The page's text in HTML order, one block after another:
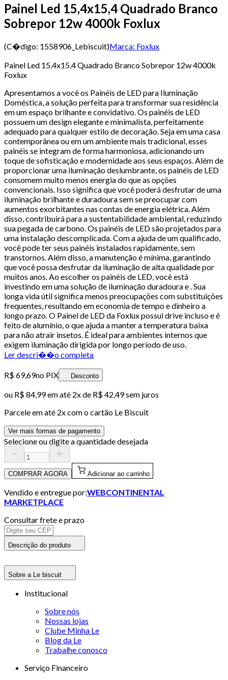
Painel Led 15,4x15,4 Quadrado Branco
Sobrepor 12w 4000k Foxlux
(C�digo: 1558906_Lebiscuit)Marca: Foxlux
Painel Led 15,4x15,4 Quadrado Branco Sobrepor 12w 4000k
Foxlux
Apresentamos a você os Painéis de LED para Iluminação
Doméstica, a solução perfeita para transformar sua residência
em um espaço brilhante e convidativo. Os painéis de LED
possuem um design elegante e minimalista, perfeitamente
adequado para qualquer estilo de decoração. Seja em uma casa
contemporânea ou em um ambiente mais tradicional, esses
painéis se integram de forma harmoniosa, adicionando um
toque de sofisticação e modernidade aos seus espaços. Além de
proporcionar uma iluminação deslumbrante, os painéis de LED
consomem muito menos energia do que as opções
convencionais. Isso significa que você poderá desfrutar de uma
iluminação brilhante e duradoura sem se preocupar com
aumentos exorbitantes nas contas de energia elétrica. Além
disso, contribuirá para a sustentabilidade ambiental, reduzindo
sua pegada de carbono. Os painéis de LED são projetados para
uma instalação descomplicada. Com a ajuda de um qualificado,
você pode ter seus painéis instalados rapidamente, sem
transtornos. Além disso, a manutenção é mínima, garantindo
que você possa desfrutar da iluminação de alta qualidade por
muitos anos. Ao escolher os painéis de LED, você está
investindo em uma solução de iluminação duradoura e . Sua
longa vida útil significa menos preocupações com substituições
frequentes, resultando em economia de tempo e dinheiro a
longo prazo. O Painel de LED da Foxlux possui drive incluso e é
feito de alumínio, o que ajuda a manter a temperatura baixa
para não atrair insetos. É ideal para ambientes internos que
exigem iluminação dirigida por longo período de uso.
Ler descri��o completa
R$ 69,69no PIX Desconto
ou R$ 84,99em até 2x de R$ 42,49 sem juros
Parcele em até 2x com o cartão Le Biscuit
Ver mais formas de pagamento
Selecione ou digite a quantidade desejada
COMPRAR AGORA Adicionar ao carrinho
Vendido e entregue por:WEBCONTINENTAL
MARKETPLACE
Consultar frete e prazo
Descrição do produto
Sobre a Le biscuit
Institucional
Sobre nós
Nossas lojas
Clube Minha Le
Blog da Le
Trabalhe conosco
Serviço Financeiro